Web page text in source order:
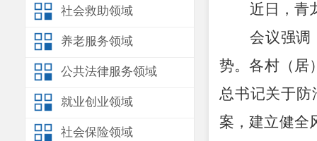
社会救助领域
养老服务领域
公共法律服务领域
就业创业领域
社会保险领域
近日，青
会议强调
势。各村（居
总书记关于防
案，建立健全